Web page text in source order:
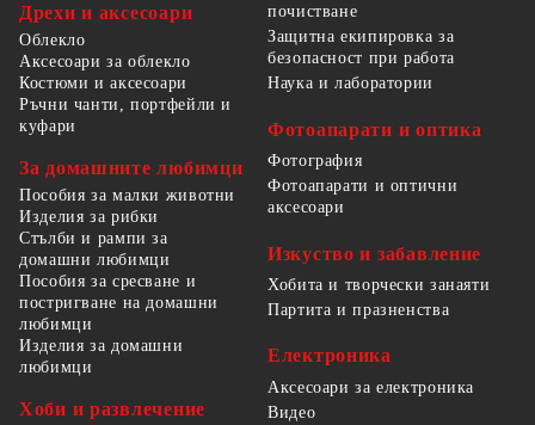
Дрехи и аксесоари
Облекло
Аксесоари за облекло
Костюми и аксесоари
Ръчни чанти, портфейли и
куфари
За домашните любимци
Пособия за малки животни
Изделия за рибки
Стълби и рампи за
домашни любимци
Пособия за сресване и
постригване на домашни
любимци
Изделия за домашни
любимци
Хоби и развлечение
почистване
Защитна екипировка за
безопасност при работа
Наука и лаборатории
Фотоапарати и оптика
Фотография
Фотоапарати и оптични
аксесоари
Изкуство и забавление
Хобита и творчески занаяти
Партита и празненства
Електроника
Аксесоари за електроника
Видео